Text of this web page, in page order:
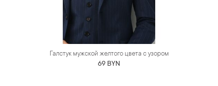
Галстук мужской желтого цвета с узором
69 BYN